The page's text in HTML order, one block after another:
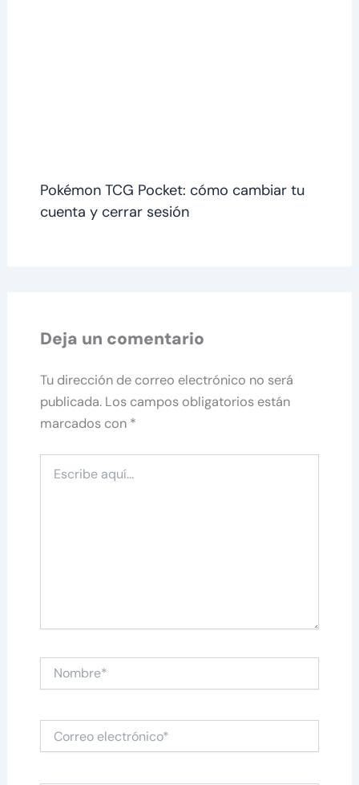
Pokémon TCG Pocket: cómo cambiar tu
cuenta y cerrar sesión
Deja un comentario
Tu dirección de correo electrónico no será
publicada. Los campos obligatorios están
marcados con *
aquí...
electrónico*